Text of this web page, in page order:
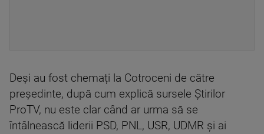
Deși au fost chemați la Cotroceni de către
președinte, după cum explică sursele Știrilor
ProTV, nu este clar când ar urma să se
întâlnească liderii PSD, PNL, USR, UDMR și ai